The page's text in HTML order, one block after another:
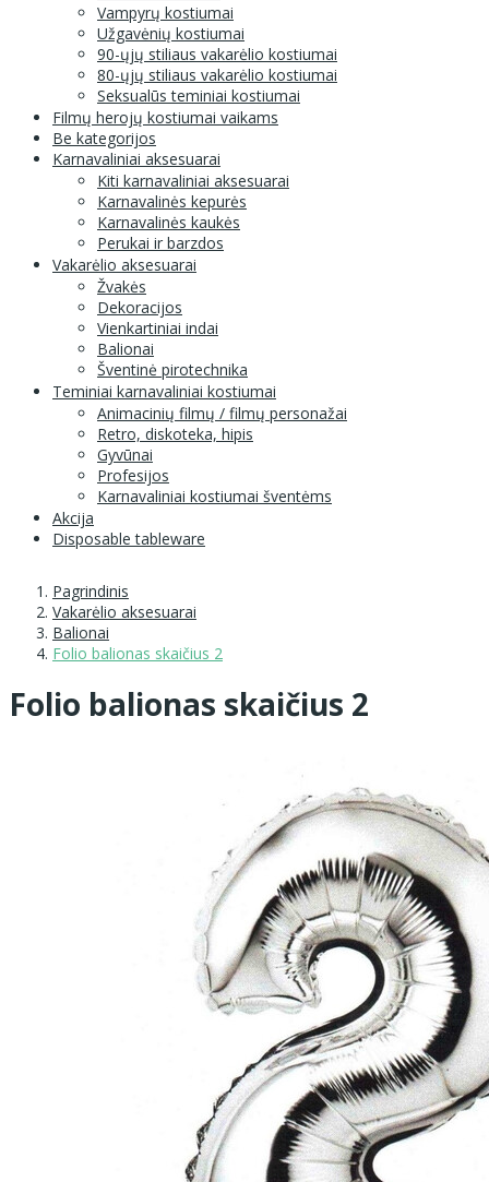
Vampyrų kostiumai
Užgavėnių kostiumai
90-ųjų stiliaus vakarėlio kostiumai
80-ųjų stiliaus vakarėlio kostiumai
Seksualūs teminiai kostiumai
Filmų herojų kostiumai vaikams
Be kategorijos
Karnavaliniai aksesuarai
Kiti karnavaliniai aksesuarai
Karnavalinės kepurės
Karnavalinės kaukės
Perukai ir barzdos
Vakarėlio aksesuarai
Žvakės
Dekoracijos
Vienkartiniai indai
Balionai
Šventinė pirotechnika
Teminiai karnavaliniai kostiumai
Animacinių filmų / filmų personažai
Retro, diskoteka, hipis
Gyvūnai
Profesijos
Karnavaliniai kostiumai šventėms
Akcija
Disposable tableware
Pagrindinis
Vakarėlio aksesuarai
Balionai
Folio balionas skaičius 2
Folio balionas skaičius 2